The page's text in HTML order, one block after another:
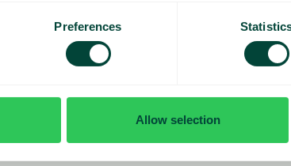
Preferences
Allow selection